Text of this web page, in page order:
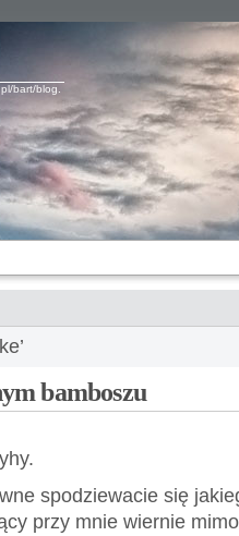
bart/blog.
bamboszu
spodziewacie się
przy mnie wiernie